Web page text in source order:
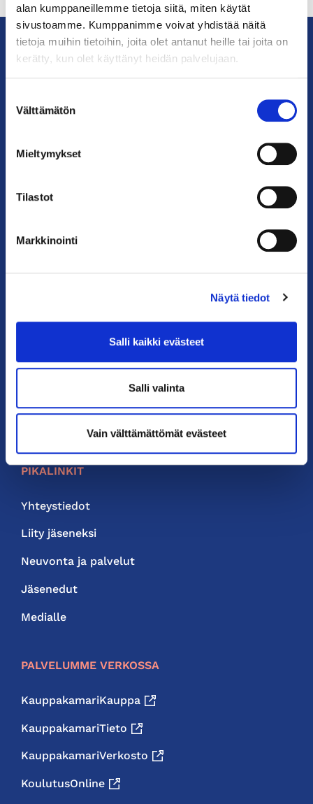
alan kumppaneillemme tietoja siitä, miten käytät
sivustoamme. Kumppanimme voivat yhdistää näitä
tietoja muihin tietoihin, joita olet antanut heille tai joita on
kerätty, kun olet käyttänyt heidän palvelujaan.
valinta
Välttämätön
Mieltymykset
Tilastot
Markkinointi
Näytä tiedot
Salli kaikki evästeet
Salli valinta
Vain välttämättömät evästeet
Käyntiosoite: Kalevankatu 12, 00100 Helsinki
Puhelin: 09 228 601 (vaihde)
PIKALINKIT
Yhteystiedot
Liity jäseneksi
Neuvonta ja palvelut
Jäsenedut
Medialle
PALVELUMME VERKOSSA
KauppakamariKauppa
KauppakamariTieto
KauppakamariVerkosto
KoulutusOnline